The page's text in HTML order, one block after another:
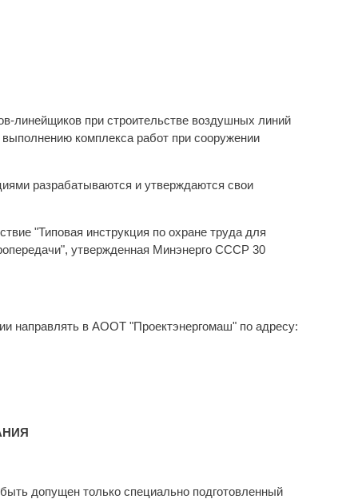
линейщиков при строительстве воздушных линий
комплекса работ при сооружении
разрабатываются и утверждаются свои
"Типовая инструкция по охране труда для
утвержденная Минэнерго СССР 30
направлять в АООТ "Проектэнергомаш" по адресу:
допущен только специально подготовленный